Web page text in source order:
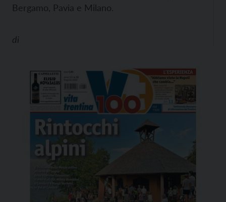
Bergamo, Pavia e Milano.
di